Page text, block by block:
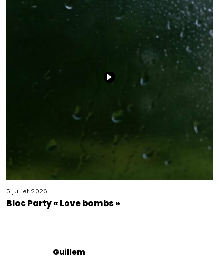
5 juillet 2026
Bloc Party « Love bombs »
Guillem